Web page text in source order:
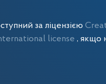
за ліцензією
license , якщо